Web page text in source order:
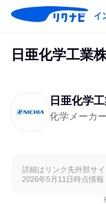
イ
日亜化学工業
日亜化学
化学メーカ
詳細はリンク先外部サイ
2026年5月11日時点情報